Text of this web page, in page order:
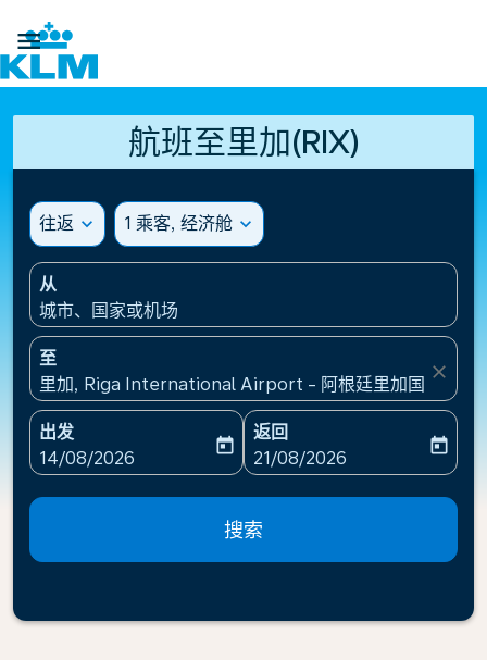

航班至里加(RIX)
往返 expand_more 1 乘客, 经济舱 expand_more
从
城市、国家或机场
至
里加, Riga International Airport - 阿根廷里加国际机场
close
出发
fc-booking-departure-date-aria-label
14/08/2026
today
返回
fc-booking-return-date-
21/08/2026
today
搜索